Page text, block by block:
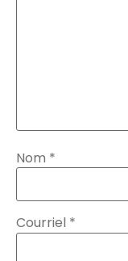
Nom *
Courriel *